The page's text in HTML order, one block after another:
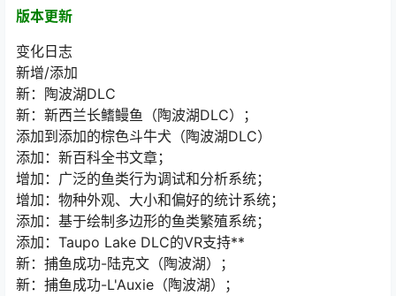
版本更新
变化日志
新增/添加
新：陶波湖DLC
新：新西兰长鳍鳗鱼（陶波湖DLC）；
添加到添加的棕色斗牛犬（陶波湖DLC）
添加：新百科全书文章；
增加：广泛的鱼类行为调试和分析系统；
增加：物种外观、大小和偏好的统计系统；
添加：基于绘制多边形的鱼类繁殖系统；
添加：Taupo Lake DLC的VR支持**
新：捕鱼成功-陆克文（陶波湖）；
新：捕鱼成功-L'Auxie（陶波湖）；